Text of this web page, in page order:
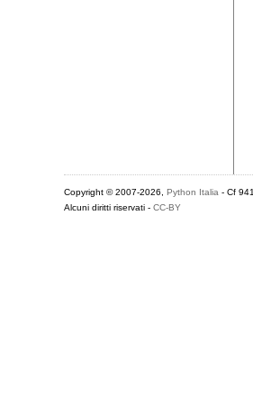
Copyright © 2007-2026, Python Italia - Cf
Alcuni diritti riservati - CC-BY